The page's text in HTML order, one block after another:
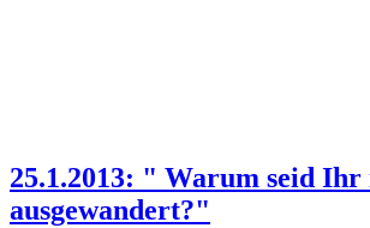
25.1.2013: " Warum seid
ausgewandert?"